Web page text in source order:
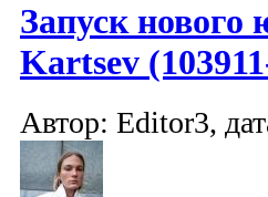
Запуск нового
Kartsev
Автор: Editor3,